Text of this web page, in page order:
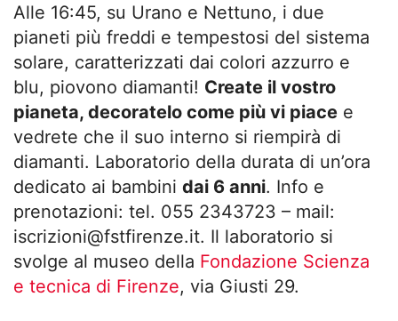
Alle 16:45, su Urano e Nettuno, i due
pianeti più freddi e tempestosi del sistema
solare, caratterizzati dai colori azzurro e
blu, piovono diamanti! Create il vostro
pianeta, decoratelo come più vi piace e
vedrete che il suo interno si riempirà di
diamanti. Laboratorio della durata di un’ora
dedicato ai bambini dai 6 anni. Info e
prenotazioni: tel. 055 2343723 – mail:
iscrizioni@fstfirenze.it. Il laboratorio si
svolge al museo della Fondazione Scienza
e tecnica di Firenze, via Giusti 29.